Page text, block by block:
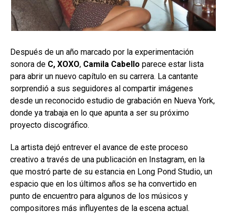
Después de un año marcado por la experimentación
sonora de C, XOXO, Camila Cabello parece estar lista
para abrir un nuevo capítulo en su carrera. La cantante
sorprendió a sus seguidores al compartir imágenes
desde un reconocido estudio de grabación en Nueva York,
donde ya trabaja en lo que apunta a ser su próximo
proyecto discográfico.
La artista dejó entrever el avance de este proceso
creativo a través de una publicación en Instagram, en la
que mostró parte de su estancia en Long Pond Studio, un
espacio que en los últimos años se ha convertido en
punto de encuentro para algunos de los músicos y
compositores más influyentes de la escena actual.